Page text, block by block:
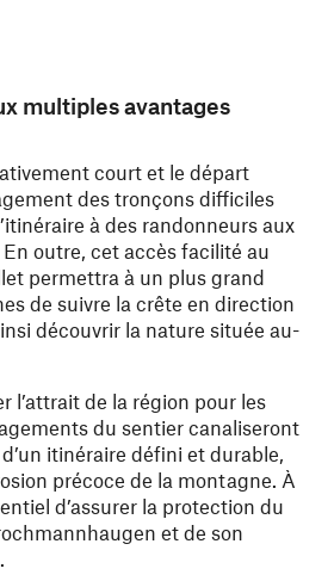
multiples avantages
court et le départ
des tronçons difficiles
à des randonneurs aux
outre, cet accès facilité au
permettra à un plus grand
de suivre la crête en direction
découvrir la nature située au-
l’attrait de la région pour les
du sentier canaliseront
itinéraire défini et durable,
précoce de la montagne. À
d’assurer la protection du
et de son